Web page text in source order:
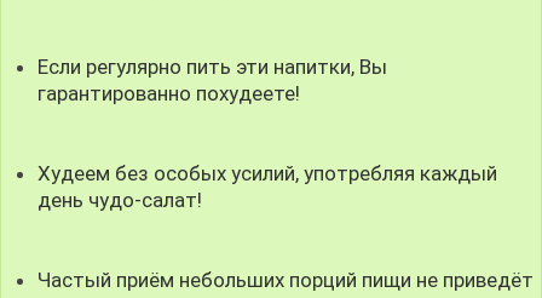
Если регулярно пить эти напитки, Вы
гарантированно похудеете!
Худеем без особых усилий, употребляя каждый
день чудо-салат!
Частый приём небольших порций пищи не приведёт